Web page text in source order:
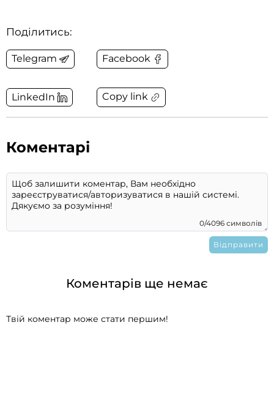
Поділитись:
Telegram Facebook
LinkedIn Copy link
Коментарі
0/4096 символів
Коментарів ще немає
Твій коментар може стати першим!